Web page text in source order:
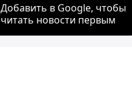
Добавить в Google, чтобы
читать новости первым